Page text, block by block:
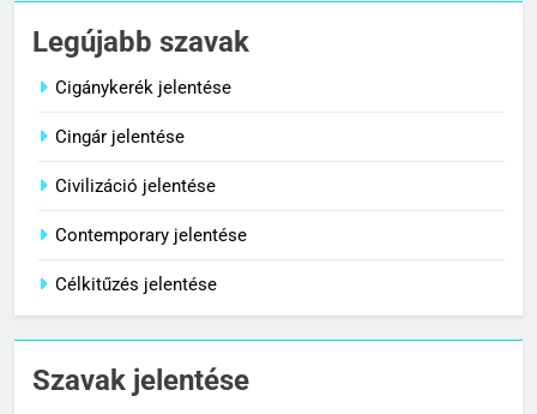
Céltudatos jelentése
8
Centenárium jelentése
1
Cigánykerék jelentése
C BETŰS SZAVAK JELENTÉSE
Legújabb szavak
Cigánykerék jelentése
Cingár jelentése
Civilizáció jelentése
Contemporary jelentése
Célkitűzés jelentése
Szavak jelentése